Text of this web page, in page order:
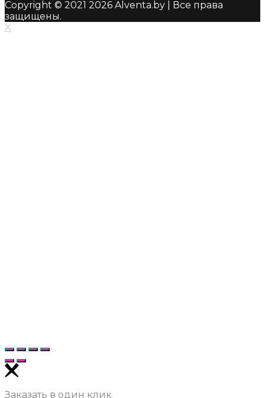
Copyright © 2021 2026 Alventa.by | Все права
защищены.
X
Заказать в один клик